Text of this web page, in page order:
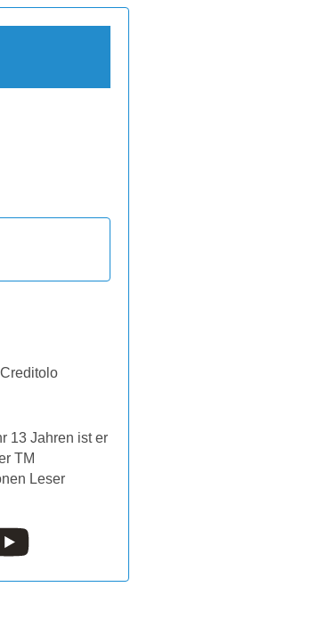
13 Jahren ist er
TM
Leser